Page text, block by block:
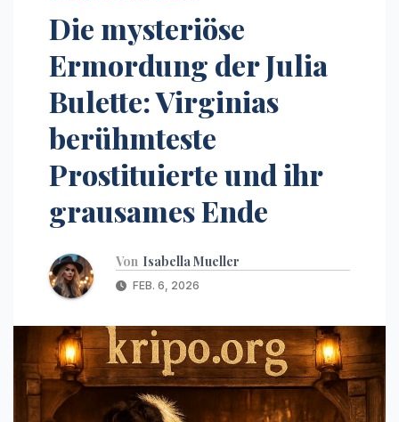
Die mysteriöse
Ermordung der Julia
Bulette: Virginias
berühmteste
Prostituierte und ihr
grausames Ende
Von Isabella Mueller
FEB. 6, 2026